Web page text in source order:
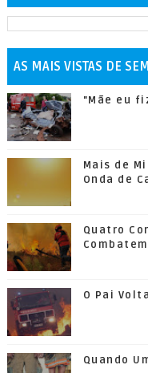
AS MAIS VISTAS DE
"Mãe eu
Mais de
Onda de
Quatro
O Pai
Quando